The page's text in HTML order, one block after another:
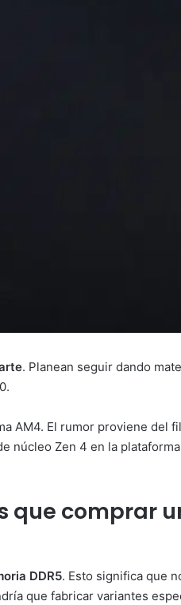
. Planean seguir dando
AM4. El rumor proviene del
núcleo Zen 4 en la
que comprar
DDR5. Esto significa que
que fabricar variantes